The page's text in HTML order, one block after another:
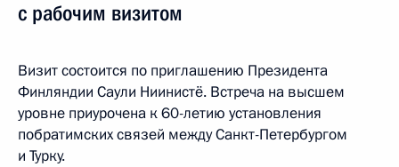
с рабочим визитом
Визит состоится по приглашению Президента
Финляндии Саули Ниинистё. Встреча на высшем
уровне приурочена к 60-летию установления
побратимских связей между Санкт-Петербургом
и Турку.